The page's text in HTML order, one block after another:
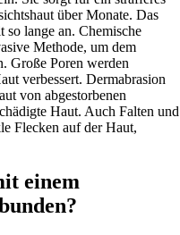
über Monate. Das
so lange an. Chemische
Methode, um dem
Große Poren werden
verbessert. Dermabrasion
von abgestorbenen
Haut. Auch Falten und
Flecken auf der Haut,
einem